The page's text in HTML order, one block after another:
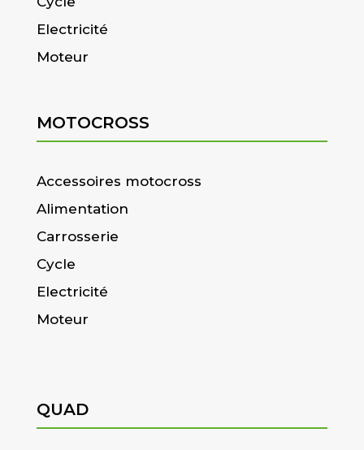
Electricité
Moteur
MOTOCROSS
Accessoires motocross
Alimentation
Carrosserie
Cycle
Electricité
Moteur
QUAD